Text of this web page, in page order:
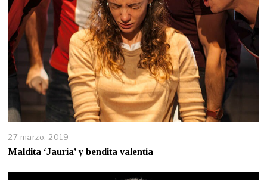
27 marzo, 2019
Maldita ‘Jauría’ y bendita valentía